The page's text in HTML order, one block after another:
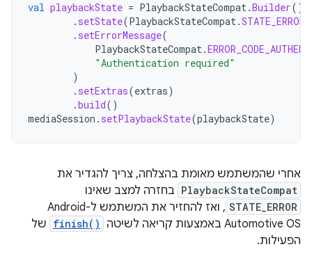
val playbackState = PlaybackStateCompat.Builder()
. setState(PlaybackStateCompat.STATE_ERROR
. setErrorMessage(
PlaybackStateCompat.
"Authentication required"
)
. setExtras(extras)
.build()
mediaSession . setPlaybackState(playbackState)
אחרי שהמשתמש מאומת בהצלחה, צריך להגדיר את
PlaybackStateCompat בחזרה למצב שאינו
STATE_ERROR
, ואז להחזיר את המשתמש ל-Android
Automotive OS באמצעות קריאה לשיטה
finish() של
הפעילות.